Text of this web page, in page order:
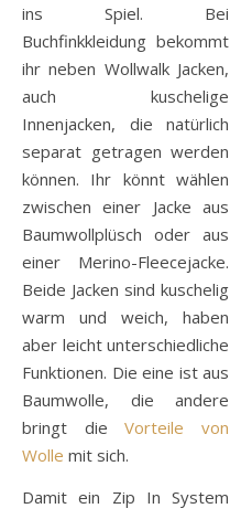
ins Spiel. Bei
Buchfinkkleidung bekommt
ihr neben Wollwalk Jacken,
auch kuschelige
Innenjacken, die natürlich
separat getragen werden
können. Ihr könnt wählen
zwischen einer Jacke aus
Baumwollplüsch oder aus
einer Merino-Fleecejacke.
Beide Jacken sind kuschelig
warm und weich, haben
aber leicht unterschiedliche
Funktionen. Die eine ist aus
Baumwolle, die andere
bringt dieVorteile von
Wolle mit sich.
Damit ein Zip In System